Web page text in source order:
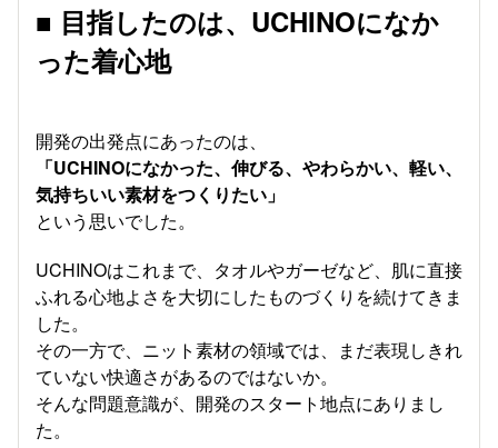
■ 目指したのは、UCHINOになか
った着心地
開発の出発点にあったのは、
「UCHINOになかった、伸びる、やわらかい、軽い、
気持ちいい素材をつくりたい」
という思いでした。
UCHINOはこれまで、タオルやガーゼなど、肌に直接
ふれる心地よさを大切にしたものづくりを続けてきま
した。
その一方で、ニット素材の領域では、まだ表現しきれ
ていない快適さがあるのではないか。
そんな問題意識が、開発のスタート地点にありまし
た。